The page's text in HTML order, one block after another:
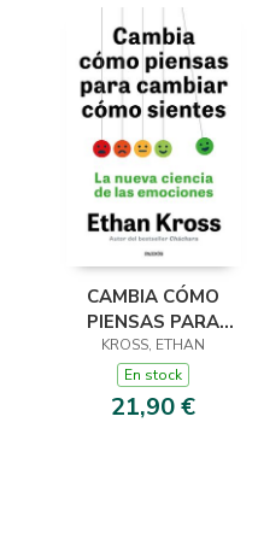
CAMBIA CÓMO
PIENSAS PARA
CAMBIAR CÓMO
SIENTES
KROSS, ETHAN
En stock
21,90 €